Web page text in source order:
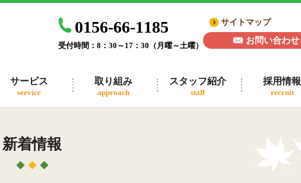
0156-66-1185
受付時間：8：30～17：30（月曜～土曜）
サイトマップ
お問い合わせ
サービス
service
取り組み
approach
スタッフ紹介
staff
採用情報
recruit
新着情報